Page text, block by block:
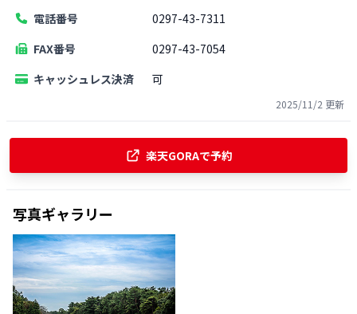
電話番号
0297-43-7311
FAX番号
0297-43-7054
キャッシュレス決済
可
2025/11/2 更新
楽天GORAで予約
写真ギャラリー